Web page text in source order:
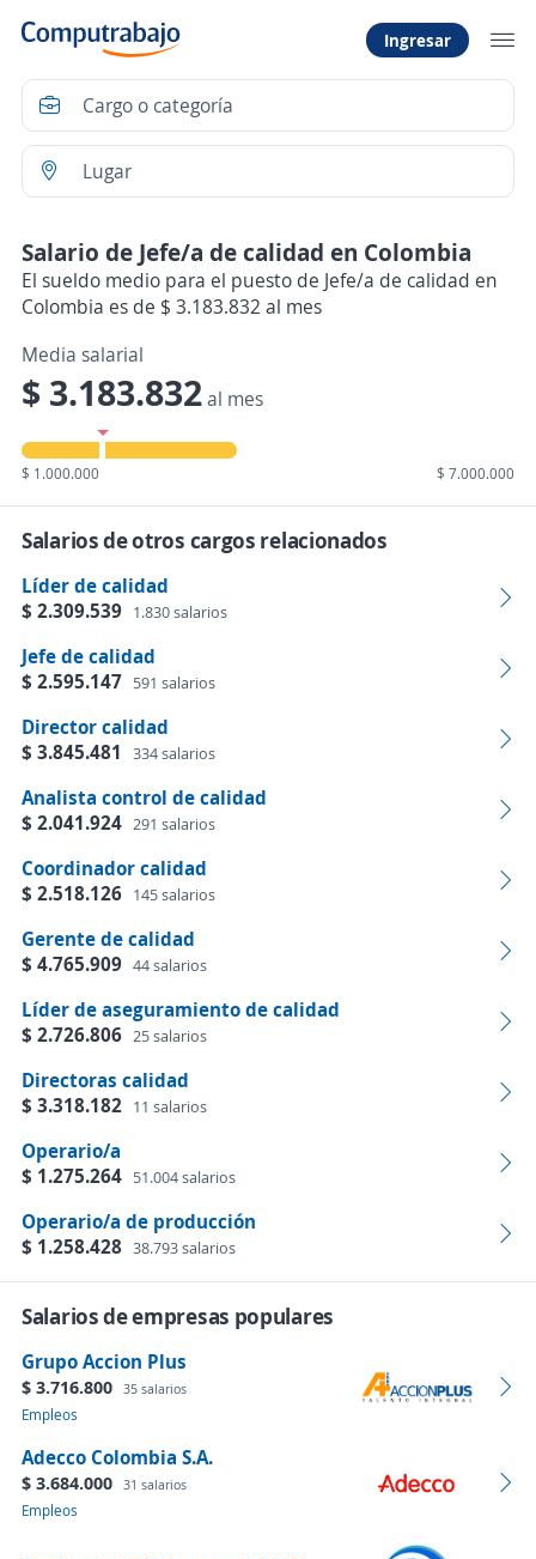
Ingresar
Salario de Jefe/a de calidad en Colombia
El sueldo medio para el puesto de Jefe/a de calidad en
Colombia es de $ 3.183.832 al mes
Media salarial
$ 3.183.832al mes
$ 1.000.000 $ 7.000.000
Salarios de otros cargos relacionados
Líder de calidad
$ 2.309.539 1.830 salarios
Jefe de calidad
$ 2.595.147 591 salarios
Director calidad
$ 3.845.481
334 salarios
Analista control de calidad
$ 2.041.924 291 salarios
Coordinador calidad
$ 2.518.126 145 salarios
Gerente de calidad
$ 4.765.909 44 salarios
Líder de aseguramiento de calidad
$ 2.726.806 25 salarios
Directoras calidad
$ 3.318.182 11 salarios
Operario/a
$ 1.275.264 51.004 salarios
Operario/a de producción
$ 1.258.428 38.793 salarios
Salarios de empresas populares
Grupo Accion Plus
$ 3.716.800 35 salarios
Empleos
Adecco Colombia S.A.
$ 3.684.000 31 salarios
Empleos